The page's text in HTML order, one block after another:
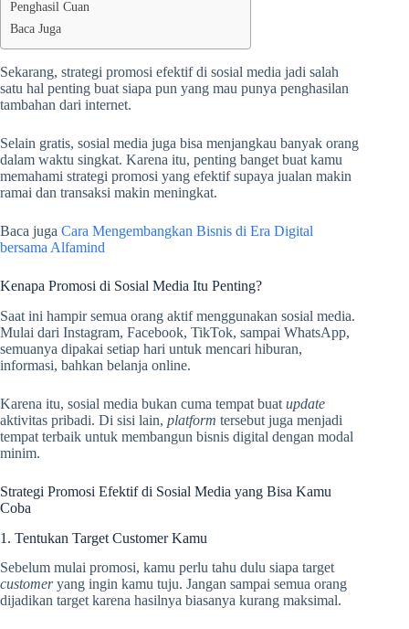
Penghasil Cuan
Baca Juga
Sekarang, strategi promosi efektif di sosial media jadi salah
satu hal penting buat siapa pun yang mau punya penghasilan
tambahan dari internet.
Selain gratis, sosial media juga bisa menjangkau banyak orang
dalam waktu singkat. Karena itu, penting banget buat kamu
memahami strategi promosi yang efektif supaya jualan makin
ramai dan transaksi makin meningkat.
Baca juga Cara Mengembangkan Bisnis di Era Digital
bersama Alfamind
Kenapa Promosi di Sosial Media Itu Penting?
Saat ini hampir semua orang aktif menggunakan sosial media.
Mulai dari Instagram, Facebook, TikTok, sampai WhatsApp,
semuanya dipakai setiap hari untuk mencari hiburan,
informasi, bahkan belanja online.
Karena itu, sosial media bukan cuma tempat buat update
aktivitas pribadi. Di sisi lain, platform tersebut juga menjadi
tempat terbaik untuk membangun bisnis digital dengan modal
minim.
Strategi Promosi Efektif di Sosial Media yang Bisa Kamu
Coba
1. Tentukan Target Customer Kamu
Sebelum mulai promosi, kamu perlu tahu dulu siapa target
customeryang ingin kamu tuju. Jangan sampai semua orang
dijadikan target karena hasilnya biasanya kurang maksimal.